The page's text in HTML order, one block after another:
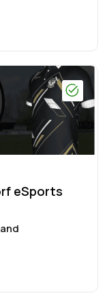
eSports